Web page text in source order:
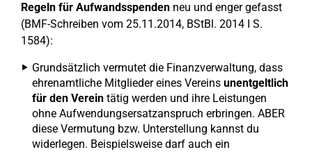
Regeln für Aufwandsspenden neu und enger gefasst
(BMF-Schreiben vom 25.11.2014, BStBl. 2014 I S.
1584):
Grundsätzlich vermutet die Finanzverwaltung, dass
ehrenamtliche Mitglieder eines Vereins unentgeltlich
für den Verein tätig werden und ihre Leistungen
ohne Aufwendungsersatzanspruch erbringen. ABER
diese Vermutung bzw. Unterstellung kannst du
widerlegen. Beispielsweise darf auch ein